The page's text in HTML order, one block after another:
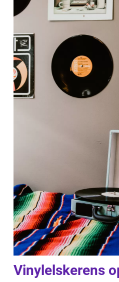
Vinylelskerens